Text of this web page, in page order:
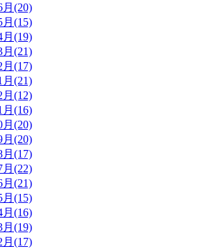
月(20)
月(15)
月(19)
月(21)
月(17)
月(21)
月(12)
月(16)
月(20)
月(20)
月(17)
月(22)
月(21)
月(15)
月(16)
月(19)
月(17)